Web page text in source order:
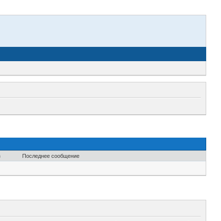
Последнее сообщение